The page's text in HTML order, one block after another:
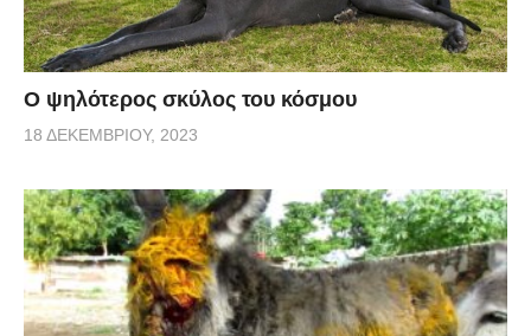
Ο ψηλότερος σκύλος του κόσμου
18 ΔΕΚΕΜΒΡΊΟΥ, 2023